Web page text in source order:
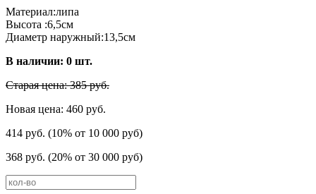
Материал:липа
Высота :6,5см
Диаметр наружный:13,5см
В наличии: 0 шт.
Старая цена: 385 руб.
Новая цена: 460 руб.
414 руб. (10% от 10 000 руб)
368 руб. (20% от 30 000 руб)